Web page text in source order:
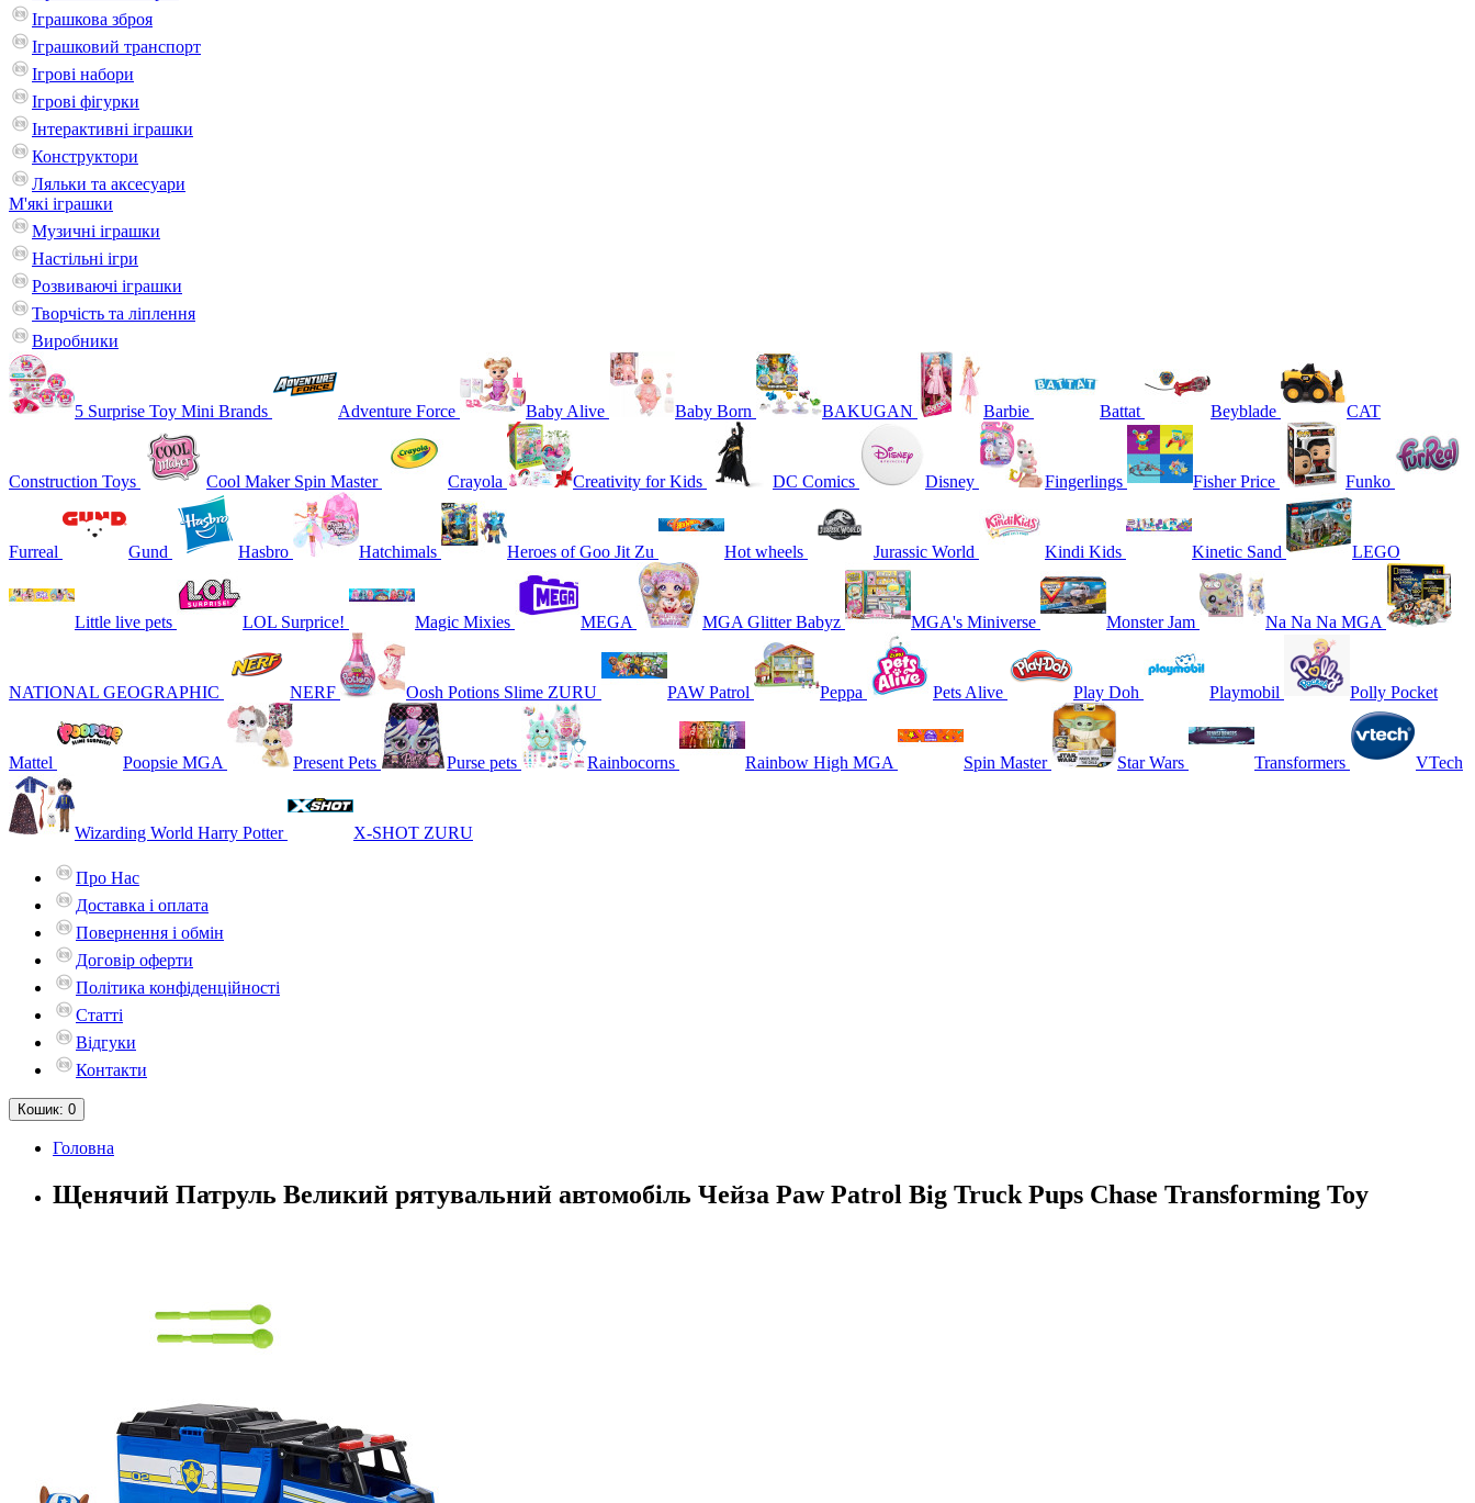
Іграшкова зброя
Іграшковий транспорт
Ігрові набори
Ігрові фігурки
Інтерактивні іграшки
Конструктори
Ляльки та аксесуари
М'які іграшки
Музичні іграшки
Настільні iгри
Розвиваючі іграшки
Творчість та ліплення
Виробники
5 Surprise Toy Mini Brands Adventure Force Baby Alive Baby Born BAKUGAN Barbie Battat Beyblade CAT
Construction Toys Cool Maker Spin Master Crayola Creativity for Kids DC Comics Disney Fingerlings Fisher Price Funko
Furreal Gund Hasbro Hatchimals Heroes of Goo Jit Zu Hot wheels Jurassic World Kindi Kids Kinetic Sand LEGO
Little live pets LOL Surprice! Magic Mixies MEGA MGA Glitter Babyz MGA's Miniverse Monster Jam Na Na Na MGA
NATIONAL GEOGRAPHIC NERF Oosh Potions Slime ZURU PAW Patrol Peppa Pets Alive Play Doh Playmobil Polly Pocket
Mattel Poopsie MGA Present Pets Purse pets Rainbocorns Rainbow High MGA Spin Master Star Wars Transformers VTech
Wizarding World Harry Potter X-SHOT ZURU
Про Нас
Доставка і оплата
Повернення і обмін
Договір оферти
Політика конфіденційності
Статті
Відгуки
Контакти
Кошик: 0
Головна
Щенячий Патруль Великий рятувальний автомобіль Чейза Paw Patrol Big Truck Pups Chase Transforming Toy